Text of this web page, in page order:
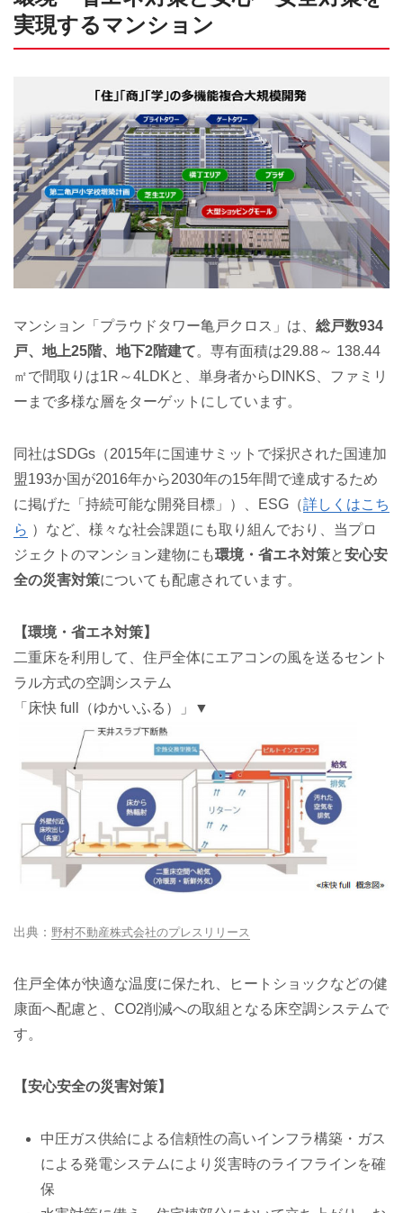
実現するマンション
マンション「プラウドタワー亀戸クロス」は、 総戸数934
戸、地上25階、地下2階建て。専有面積は29.88～ 138.44
㎡で間取りは1R～4LDKと、単身者からDINKS、ファミリ
ーまで多様な層をターゲットにしています。
同社はSDGs（2015年に国連サミットで採択された国連加
盟193か国が2016年から2030年の15年間で達成するため
に掲げた「持続可能な開発目標」）、ESG（詳しくはこち
ら ）など、様々な社会課題にも取り組んでおり、当プロ
ジェクトのマンション建物にも環境・省エネ対策と安心安
全の災害対策についても配慮されています。
【環境・省エネ対策】
二重床を利用して、住戸全体にエアコンの風を送るセント
ラル方式の空調システム
「床快 full（ゆかいふる）」▼
野村不動産株式会社のプレスリリース
住戸全体が快適な温度に保たれ、ヒートショックなどの健
康面へ配慮と、CO2削減への取組となる床空調システムで
す。
【安心安全の災害対策】
中圧ガス供給による信頼性の高いインフラ構築・ガス
による発電システムにより災害時のライフラインを確
保